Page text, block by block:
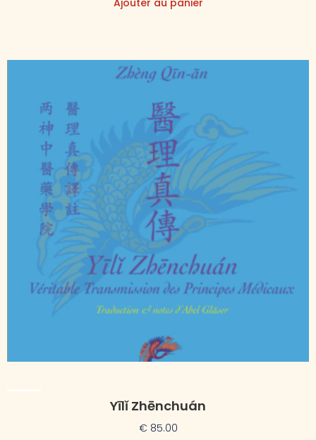
Ajouter au panier
Yīlǐ Zhēnchuán
€ 85.00